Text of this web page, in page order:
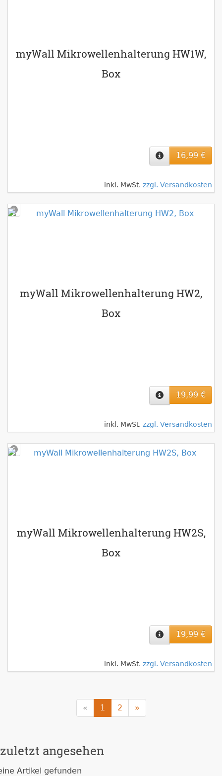
myWall Mikrowellenhalterung HW1W,
Box
16,99 €
inkl. MwSt. zzgl. Versandkosten
myWall Mikrowellenhalterung HW2,
Box
19,99 €
inkl. MwSt. zzgl. Versandkosten
myWall Mikrowellenhalterung HW2S,
Box
19,99 €
inkl. MwSt. zzgl. Versandkosten
« 1 2 »
zuletzt angesehen
Artikel gefunden